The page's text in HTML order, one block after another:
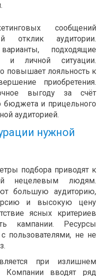
сообщений
отклик аудитории.
подходящие
и личной ситуации.
повышает лояльность к
приобретения.
выгоду за счёт
бюджета и прицельного
аудиторией.
нужной
подбора приводят к
нецелевым людям.
большую аудиторию,
и высокую цену
ясных критериев
кампании. Ресурсы
пользователями, не не
при излишнем
Компании вводят ряд